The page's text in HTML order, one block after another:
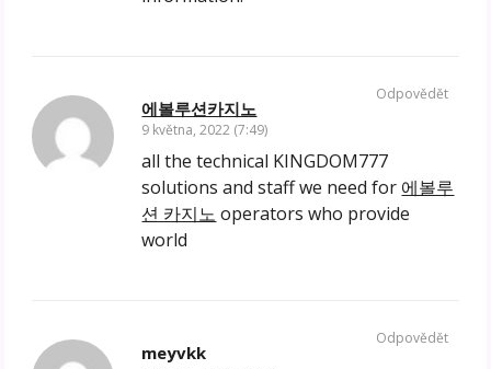
에볼루션카지노
9 května, 2022 (7:49)
all the technical KINGDOM777
solutions and staff we need for 에볼루
션 카지노 operators who provide
world
Odpovědět
meyvkk
Odpovědět